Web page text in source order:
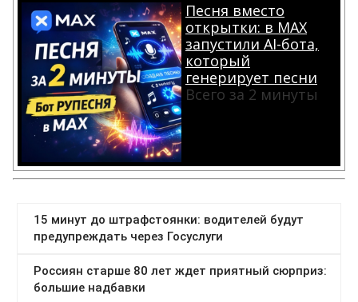
Песня вместо
открытки: в MAX
запустили AI-бота,
который
генерирует песни
Всего за 2 минуты